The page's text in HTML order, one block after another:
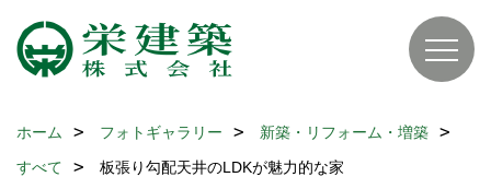
ホーム フォトギャラリー
新築・リフォーム・増築
すべて
板張り勾配天井のLDKが魅力的な家